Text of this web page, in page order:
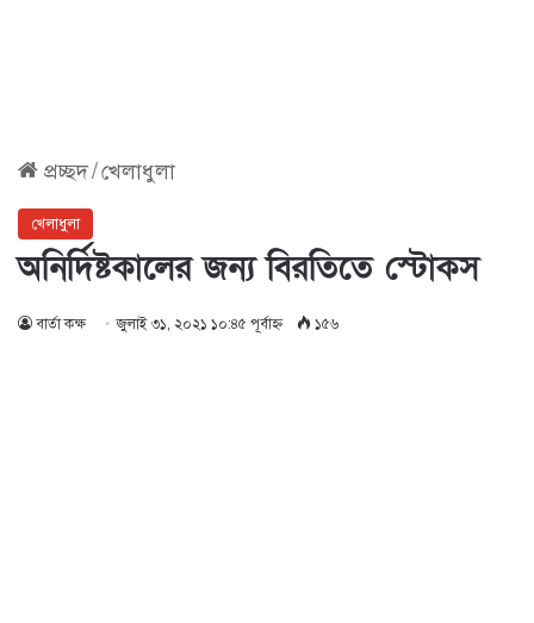
প্রচ্ছদ/খেলাধুলা
খেলাধুলা
অনির্দিষ্টকালের জন্য বিরতিতে স্টোকস
বার্তা কক্ষ জুলাই ৩১, ২০২১ ১০:৪৫ পূর্বাহ্ণ ১৫৬